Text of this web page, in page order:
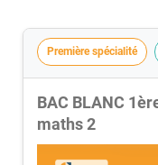
Première spécialité
BAC BLANC
maths 2